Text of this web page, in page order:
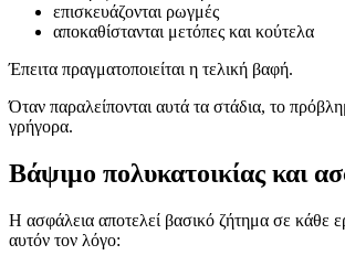
επισκευάζονται ρωγμές
αποκαθίστανται μετόπες και κούτελα
Έπειτα πραγματοποιείται η τελική βαφή.
Όταν παραλείπονται αυτά τα στάδια, το
γρήγορα.
Βάψιμο πολυκατοικίας και
Η ασφάλεια αποτελεί βασικό ζήτημα σε κάθε
αυτόν τον λόγο: